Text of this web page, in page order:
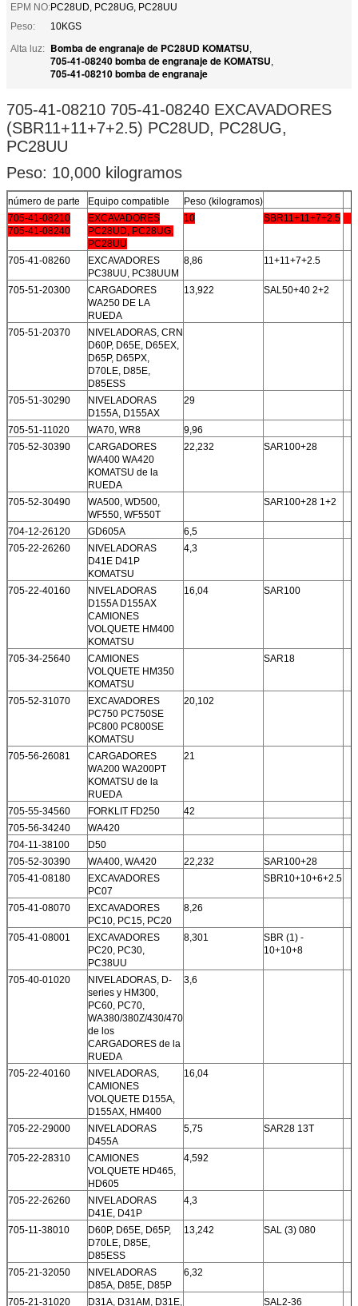
EPM NO:PC28UD, PC28UG, PC28UU
Peso:
10KGS
Alta luz: Bomba de engranaje de PC28UD KOMATSU,
705-41-08240 bomba de engranaje de KOMATSU,
705-41-08210 bomba de engranaje
705-41-08210 705-41-08240 EXCAVADORES
(SBR11+11+7+2.5) PC28UD, PC28UG,
PC28UU
Peso: 10,000 kilogramos
número de parte Equipo compatible
Peso (kilogramos)
705-41-08210
705-41-08240
EXCAVADORES
PC28UD, PC28UG,
PC28UU
10 SBR11+11+7+2.5
705-41-08260
EXCAVADORES
PC38UU, PC38UUM
8,86 11+11+7+2.5
705-51-20300
CARGADORES
WA250 DE LA
RUEDA
13,922 SAL50+40 2+2
705-51-20370
NIVELADORAS, CRN
D60P, D65E, D65EX,
D65P, D65PX,
D70LE, D85E,
D85ESS
705-51-30290
NIVELADORAS
D155A, D155AX
29
705-51-11020 WA70, WR8
9,96
705-52-30390
CARGADORES
WA400 WA420
KOMATSU de la
RUEDA
22,232 SAR100+28
705-52-30490
WA500, WD500,
WF550, WF550T
SAR100+28 1+2
704-12-26120 GD605A
6,5
705-22-26260
NIVELADORAS
D41E D41P
KOMATSU
4,3
705-22-40160
NIVELADORAS
D155A D155AX
CAMIONES
VOLQUETE HM400
KOMATSU
16,04 SAR100
705-34-25640
CAMIONES
VOLQUETE HM350
KOMATSU
SAR18
705-52-31070
EXCAVADORES
PC750 PC750SE
PC800 PC800SE
KOMATSU
20,102
705-56-26081
CARGADORES
WA200 WA200PT
KOMATSU de la
RUEDA
21
705-55-34560 FORKLIT FD250
42
705-56-34240
WA420
704-11-38100
D50
705-52-30390
WA400, WA420 22,232
SAR100+28
705-41-08180
EXCAVADORES
PC07
SBR10+10+6+2.5
705-41-08070
EXCAVADORES
PC10, PC15, PC20
8,26
705-41-08001
EXCAVADORES
PC20, PC30,
PC38UU
8,301
SBR (1) -
10+10+8
705-40-01020
NIVELADORAS, D-
series y HM300,
PC60, PC70,
WA380/380Z/430/470
de los
CARGADORES de la
RUEDA
3,6
705-22-40160
NIVELADORAS,
CAMIONES
VOLQUETE D155A,
D155AX, HM400
16,04
705-22-29000
NIVELADORAS
D455A
5,75 SAR28 13T
705-22-28310
CAMIONES
VOLQUETE HD465,
HD605
4,592
705-22-26260
NIVELADORAS
D41E, D41P
4,3
705-11-38010
D60P, D65E, D65P,
D70LE, D85E,
D85ESS
13,242 SAL (3) 080
705-21-32050
NIVELADORAS
D85A, D85E, D85P
6,32
705-21-31020 D31A, D31AM, D31E, SAL2-36